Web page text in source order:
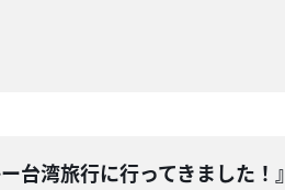
台湾旅行に行ってきました！』